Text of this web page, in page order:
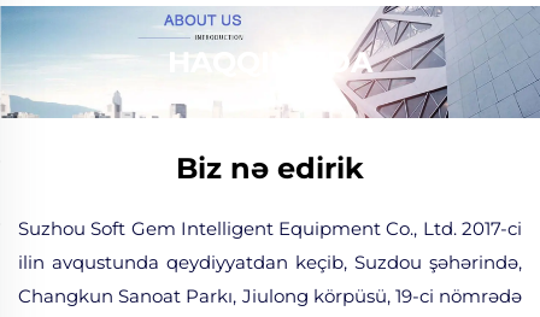
HAQQIMIZDA
Biz nə edirik
Suzhou Soft Gem Intelligent Equipment Co., Ltd. 2017-ci
ilin avqustunda qeydiyyatdan keçib, Suzdou şəhərində,
Changkun Sanoat Parkı, Jiulong körpüsü, 19-ci nömrədə